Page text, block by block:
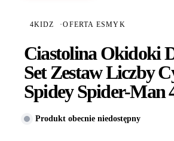
4KIDZ ·OFERTA ESMYK
Ciastolina Okidoki
Set Zestaw Liczby
Spidey Spider-Man
Produkt obecnie niedostępny